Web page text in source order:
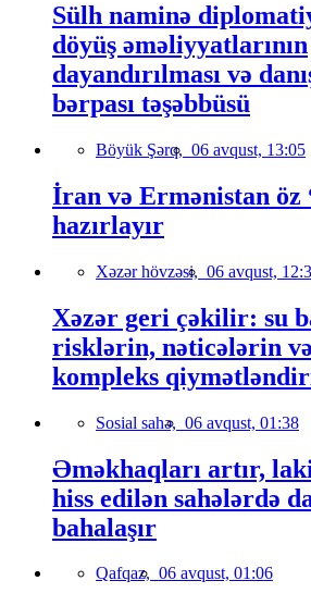
Sülh naminə
döyüş əməliyyatlarının
dayandırılması və
bərpası təşəbbüsü
Böyük Şərq, 06 avqust, 13:05
İran və Ermənistan
hazırlayır
Xəzər hövzəsi, 06 avqust,
Xəzər geri çəkilir: su
risklərin, nəticələrin
kompleks
Sosial sahə, 06 avqust, 01:38
Əməkhaqları artır,
hiss edilən sahələrdə
bahalaşır
Qafqaz, 06 avqust, 01:06